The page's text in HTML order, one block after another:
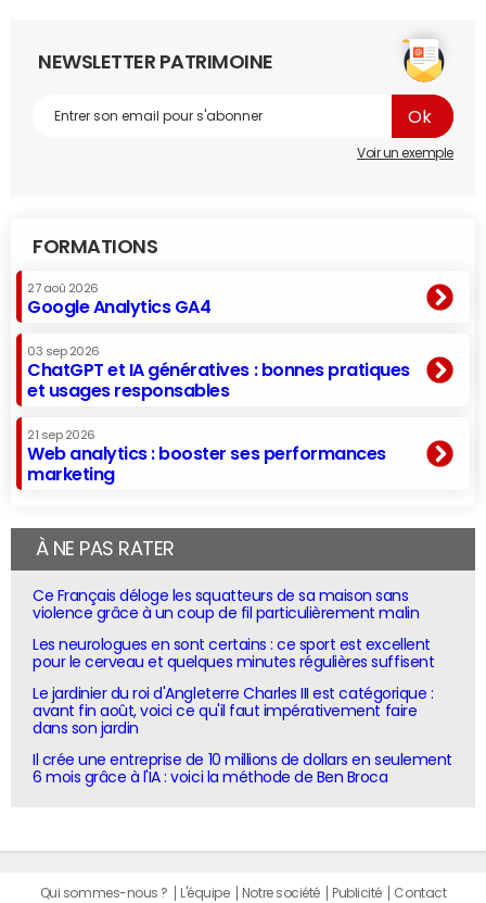
NEWSLETTER PATRIMOINE
Voir un exemple
FORMATIONS
27 aoû 2026
Google Analytics GA4
03 sep 2026
ChatGPT et IA génératives : bonnes pratiques
et usages responsables
21 sep 2026
Web analytics : booster ses performances
marketing
À NE PAS RATER
Ce Français déloge les squatteurs de sa maison sans
violence grâce à un coup de fil particulièrement malin
Les neurologues en sont certains : ce sport est excellent
pour le cerveau et quelques minutes régulières suffisent
Le jardinier du roi d'Angleterre Charles III est catégorique :
avant fin août, voici ce qu'il faut impérativement faire
dans son jardin
Il crée une entreprise de 10 millions de dollars en seulement
6 mois grâce à l'IA : voici la méthode de Ben Broca
Qui sommes-nous ? L'équipe Notre société Publicité Contact